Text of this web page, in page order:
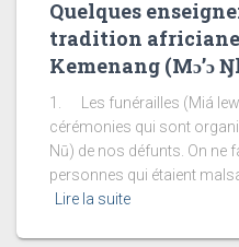
Quelques
tradition africiane
Kemenang (Mɔ’ɔ
1. Les funérailles (Miá
cérémonies qui sont
Nū) de nos défunts. On ne
personnes qui étaient
Lire la suite